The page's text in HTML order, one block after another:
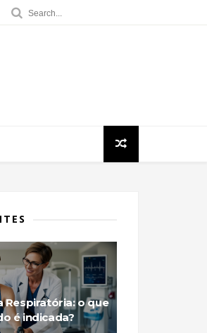
Respiratória: o que
é indicada?